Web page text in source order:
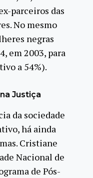
parceiros das
No mesmo
negras
em 2003, para
a 54%).
Justiça
da sociedade
há ainda
Cristiane
Nacional de
de Pós-